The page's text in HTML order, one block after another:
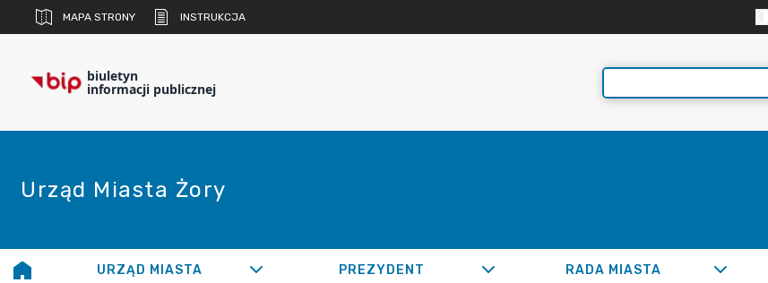
MAPA STRONY INSTRUKCJA
biuletyn
informacji publicznej
Urząd Miasta Żory
URZĄD MIASTA PREZYDENT RADA MIASTA